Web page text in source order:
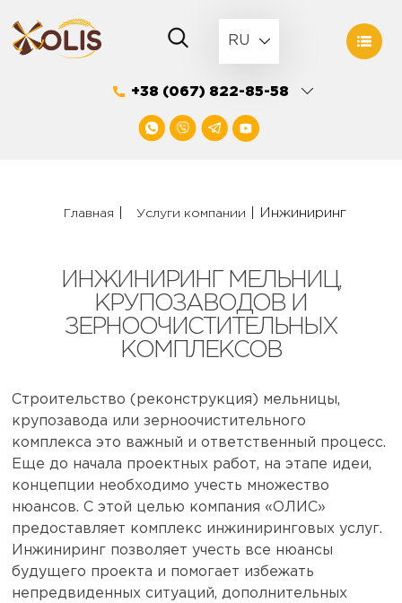
to
content
RU
+38 (067) 822-85-58
Главная Услуги компании Инжиниринг
ИНЖИНИРИНГ МЕЛЬНИЦ,
КРУПОЗАВОДОВ И
ЗЕРНООЧИСТИТЕЛЬНЫХ
КОМПЛЕКСОВ
Строительство (реконструкция) мельницы,
крупозавода или зерноочистительного
комплекса это важный и ответственный процесс.
Еще до начала проектных работ, на этапе идеи,
концепции необходимо учесть множество
нюансов. С этой целью компания «ОЛИС»
предоставляет комплекс инжиниринговых услуг.
Инжиниринг позволяет учесть все нюансы
будущего проекта и помогает избежать
непредвиденных ситуаций, дополнительных